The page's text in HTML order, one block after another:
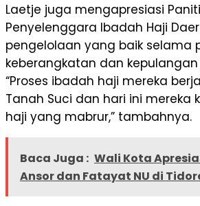
Laetje juga mengapresiasi
Penyelenggara Ibadah Haji
pengelolaan yang baik selama
keberangkatan dan
“Proses ibadah haji mereka
Tanah Suci dan hari ini mereka
haji yang mabrur,” tambahnya.
Baca Juga : Wali Kota
Ansor dan Fatayat NU di